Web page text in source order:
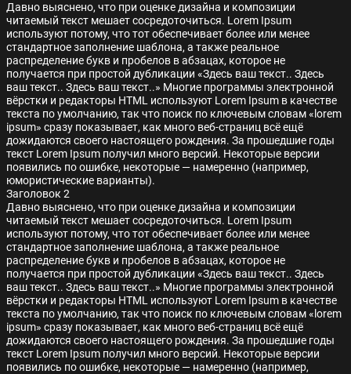
Давно выяснено, что при оценке дизайна и композиции
читаемый текст мешает сосредоточиться. Lorem Ipsum
используют потому, что тот обеспечивает более или менее
стандартное заполнение шаблона, а также реальное
распределение букв и пробелов в абзацах, которое не
получается при простой дубликации «Здесь ваш текст.. Здесь
ваш текст.. Здесь ваш текст..» Многие программы электронной
вёрстки и редакторы HTML используют Lorem Ipsum в качестве
текста по умолчанию, так что поиск по ключевым словам «lorem
ipsum» сразу показывает, как много веб-страниц всё ещё
дожидаются своего настоящего рождения. За прошедшие годы
текст Lorem Ipsum получил много версий. Некоторые версии
появились по ошибке, некоторые — намеренно (например,
юмористические варианты).
Заголовок 2
Давно выяснено, что при оценке дизайна и композиции
читаемый текст мешает сосредоточиться. Lorem Ipsum
используют потому, что тот обеспечивает более или менее
стандартное заполнение шаблона, а также реальное
распределение букв и пробелов в абзацах, которое не
получается при простой дубликации «Здесь ваш текст.. Здесь
ваш текст.. Здесь ваш текст..» Многие программы электронной
вёрстки и редакторы HTML используют Lorem Ipsum в качестве
текста по умолчанию, так что поиск по ключевым словам «lorem
ipsum» сразу показывает, как много веб-страниц всё ещё
дожидаются своего настоящего рождения. За прошедшие годы
текст Lorem Ipsum получил много версий. Некоторые версии
появились по ошибке, некоторые — намеренно (например,